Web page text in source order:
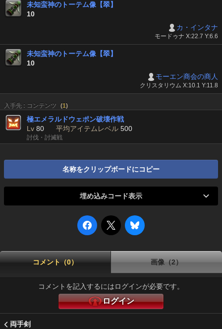
未知蛮神のトーテム像【翠】
10
カ・インタナ
モードゥナ X:22.7 Y:6.6
未知蛮神のトーテム像【翠】
10
モーエン商会の商人
クリスタリウム X:10.1 Y:11.8
入手先 : コンテンツ (1)
極エメラルドウェポン破壊作戦
Lv 80 平均アイテムレベル 500
討伐・討滅戦
名称をクリップボードにコピー
埋め込みコード表示
コメント（0） 画像（2）
コメントを記入するにはログインが必要です。
ログイン
両手剣